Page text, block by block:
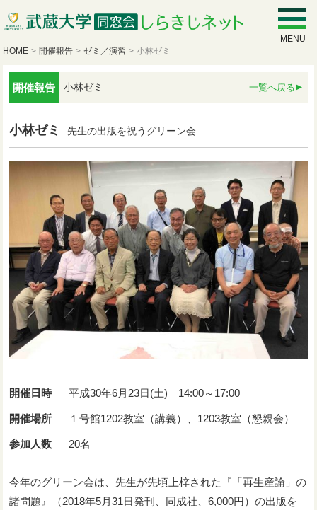
MENU
HOME > 開催報告 > ゼミ／演習 > 小林ゼミ
開催報告 小林ゼミ 一覧へ戻る
小林ゼミ 先生の出版を祝うグリーン会
開催日時 平成30年6月23日(土) 14:00～17:00
開催場所 １号館1202教室（講義）、1203教室（懇親会）
参加人数 20名
今年のグリーン会は、先生が先頃上梓された『「再生産論」の
諸問題』（2018年5月31日発刊、同成社、6,000円）の出版を